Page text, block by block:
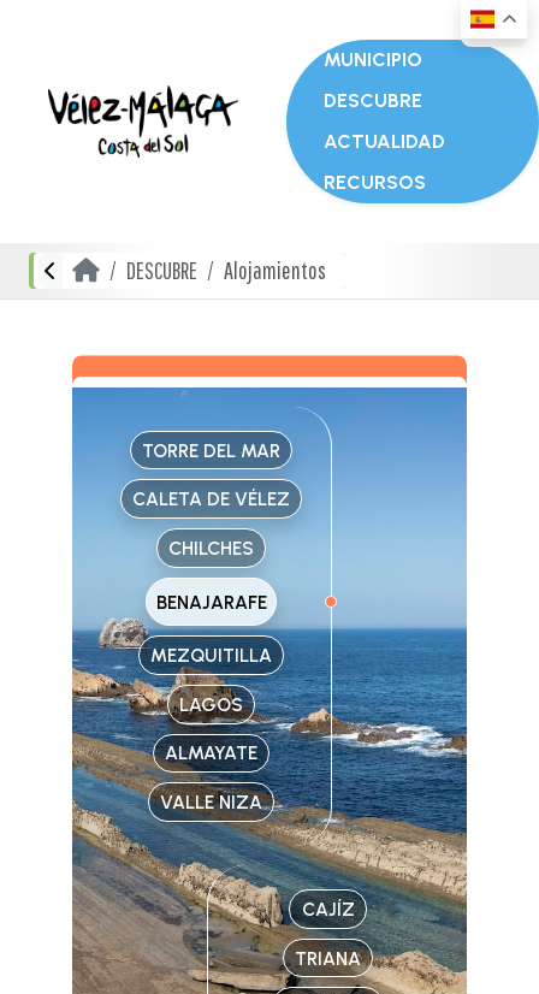
MUNICIPIO
DESCUBRE
ACTUALIDAD
RECURSOS
DESCUBRE Alojamientos
TORRE DEL MAR
CALETA DE VÉLEZ
CHILCHES
BENAJARAFE
MEZQUITILLA
LAGOS
ALMAYATE
VALLE NIZA
CAJÍZ
TRIANA